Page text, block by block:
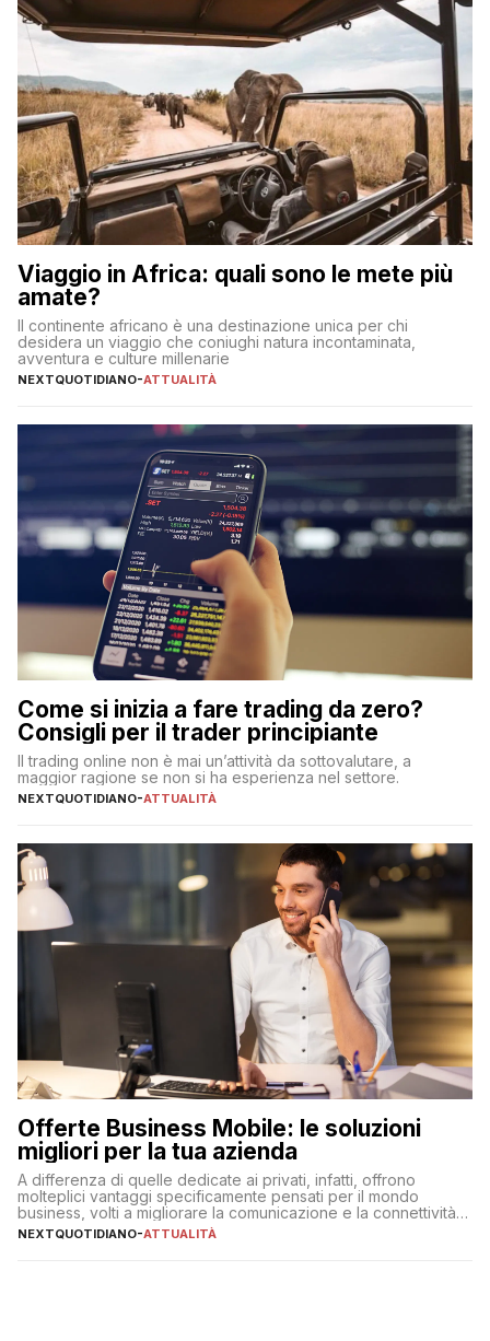
Viaggio in Africa: quali sono le mete più
amate?
Il continente africano è una destinazione unica per chi
desidera un viaggio che coniughi natura incontaminata,
avventura e culture millenarie
NEXTQUOTIDIANO-ATTUALITÀ
Come si inizia a fare trading da zero?
Consigli per il trader principiante
Il trading online non è mai un’attività da sottovalutare, a
maggior ragione se non si ha esperienza nel settore.
NEXTQUOTIDIANO-ATTUALITÀ
Offerte Business Mobile: le soluzioni
migliori per la tua azienda
A differenza di quelle dedicate ai privati, infatti, offrono
molteplici vantaggi specificamente pensati per il mondo
business, volti a migliorare la comunicazione e la connettività
degli utenti
NEXTQUOTIDIANO-ATTUALITÀ